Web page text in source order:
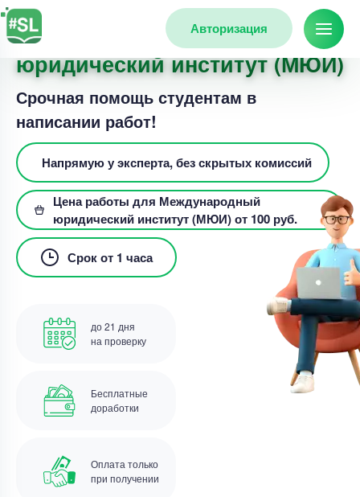
Авторизация
Заказать работу для
юридический институт (МЮИ)
Срочная помощь студентам в
написании работ!
Напрямую у эксперта, без скрытых комиссий
Цена работы для Международный
юридический институт (МЮИ) от 100 руб.
Срок от 1 часа
до 21 дня
на проверку
Бесплатные
доработки
Оплата только
при получении